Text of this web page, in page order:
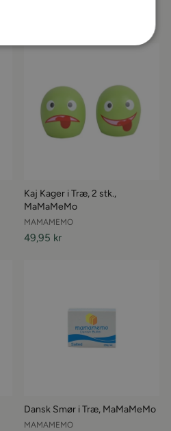
Kaj Kager i Træ, 2 stk.,
MaMaMeMo
MAMAMEMO
49,95 kr
Dansk Smør i Træ, MaMaMeMo
MAMAMEMO